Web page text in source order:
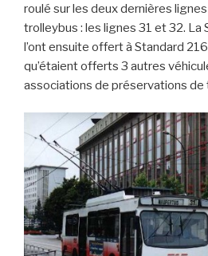
roulé sur les deux dernières
trolleybus : les lignes 31 et 32. La
l’ont ensuite offert à Standard
qu’étaient offerts 3 autres
associations de préservations de